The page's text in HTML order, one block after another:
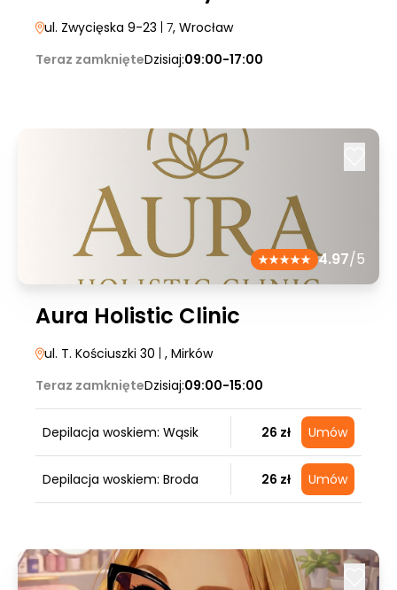
ul. Zwycięska 9-23 | 7, Wrocław
Teraz zamknięteDzisiaj:09:00-17:00
4.97/5
Aura Holistic Clinic
ul. T. Kościuszki 30 , Mirków
Teraz zamknięteDzisiaj:09:00-15:00
Depilacja woskiem: Wąsik 26 zł Umów
Depilacja woskiem: Broda 26 zł Umów